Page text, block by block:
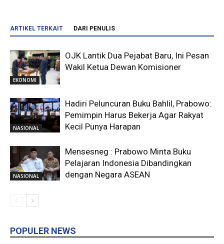
ARTIKEL TERKAIT DARI PENULIS
EKONOMI
OJK Lantik Dua Pejabat Baru, Ini Pesan
Wakil Ketua Dewan Komisioner
NASIONAL
Hadiri Peluncuran Buku Bahlil, Prabowo:
Pemimpin Harus Bekerja Agar Rakyat
Kecil Punya Harapan
NASIONAL
Mensesneg : Prabowo Minta Buku
Pelajaran Indonesia Dibandingkan
dengan Negara ASEAN
POPULER NEWS